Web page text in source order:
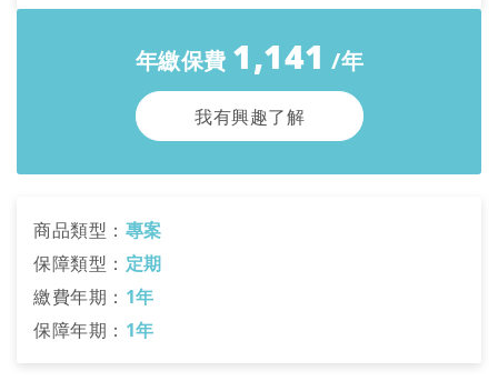
年繳保費 1,141 /年
我有興趣了解
商品類型： 專案
保障類型： 定期
繳費年期： 1年
保障年期： 1年